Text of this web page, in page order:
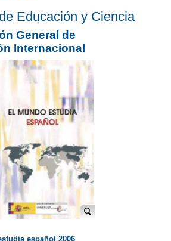
Educación y Ciencia
General de
Internacional
español 2006